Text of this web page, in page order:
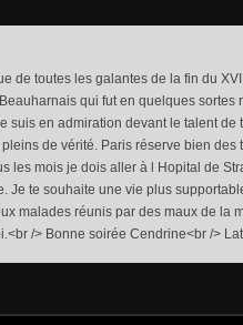
de toutes les galantes de la fin du
qui fut en quelques sortes
suis en admiration devant le talent de
de vérité. Paris réserve bien des
les mois je dois aller à l Hopital de
Je te souhaite une vie plus
malades réunis par des maux de la
/> Bonne soirée Cendrine<br />